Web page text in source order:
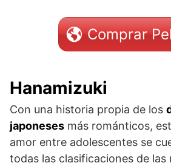
Comprar
Hanamizuki
Con una historia propia de los
japoneses más románticos,
amor entre adolescentes se
todas las clasificaciones de las